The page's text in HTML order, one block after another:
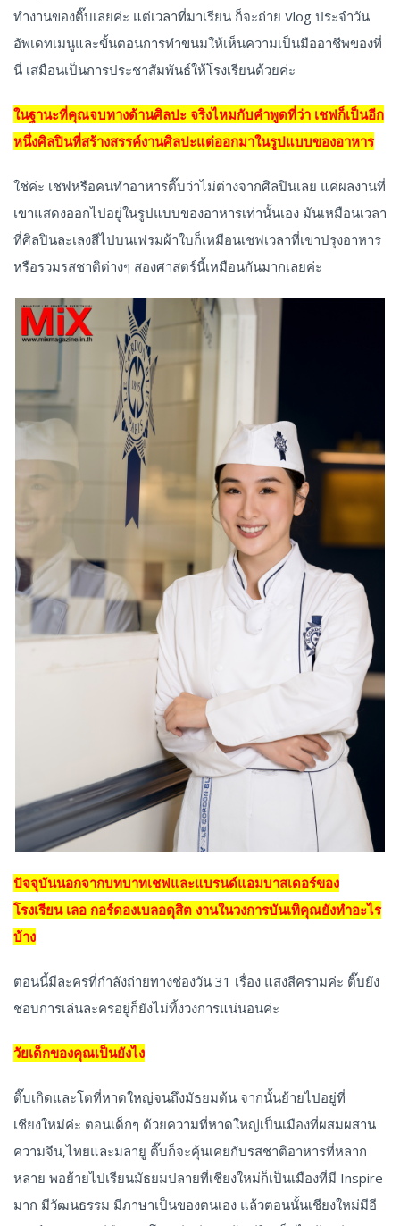
ทำงานของติ๊บเลยค่ะ แต่เวลาที่มาเรียน ก็จะถ่าย Vlog ประจำวัน
อัพเดทเมนูและขั้นตอนการทำขนมให้เห็นความเป็นมืออาชีพของที่
นี่ เสมือนเป็นการประชาสัมพันธ์ให้โรงเรียนด้วยค่ะ
ในฐานะที่คุณจบทางด้านศิลปะ จริงไหมกับคำพูดที่ว่า เชฟก็เป็นอีก
หนึ่งศิลปินที่สร้างสรรค์งานศิลปะแต่ออกมาในรูปแบบของอาหาร
ใช่ค่ะ เชฟหรือคนทำอาหารติ๊บว่าไม่ต่างจากศิลปินเลย แค่ผลงานที่
เขาแสดงออกไปอยู่ในรูปแบบของอาหารเท่านั้นเอง มันเหมือนเวลา
ที่ศิลปินละเลงสีไปบนเฟรมผ้าใบก็เหมือนเชฟเวลาที่เขาปรุงอาหาร
หรือรวมรสชาติต่างๆ สองศาสตร์นี้เหมือนกันมากเลยค่ะ
ปัจจุบันนอกจากบทบาทเชฟและแบรนด์แอมบาสเดอร์ของ
โรงเรียน เลอ กอร์ดองเบลอดุสิต งานในวงการบันเทิคุณยังทำอะไร
บ้าง
ตอนนี้มีละครที่กำลังถ่ายทางช่องวัน 31 เรื่อง แสงสีครามค่ะ ติ๊บยัง
ชอบการเล่นละครอยู่ก็ยังไม่ทิ้งวงการแน่นอนค่ะ
วัยเด็กของคุณเป็นยังไง
ติ๊บเกิดและโตที่หาดใหญ่จนถึงมัธยมต้น จากนั้นย้ายไปอยู่ที่
เชียงใหม่ค่ะ ตอนเด็กๆ ด้วยความที่หาดใหญ่เป็นเมืองที่ผสมผสาน
ความจีน,ไทยและมลายู ติ๊บก็จะคุ้นเคยกับรสชาติอาหารที่หลาก
หลาย พอย้ายไปเรียนมัธยมปลายที่เชียงใหม่ก็เป็นเมืองที่มี Inspire
มาก มีวัฒนธรรม มีภาษาเป็นของตนเอง แล้วตอนนั้นเชียงใหม่มีอี